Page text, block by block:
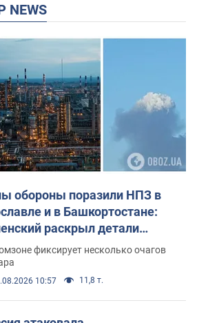
NEWS
обороны поразили НПЗ в
и в Башкортостане:
раскрыл детали
Фото и видео
фиксирует несколько очагов
10:57 11,8 т.